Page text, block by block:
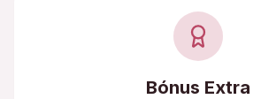
Bónus Extra